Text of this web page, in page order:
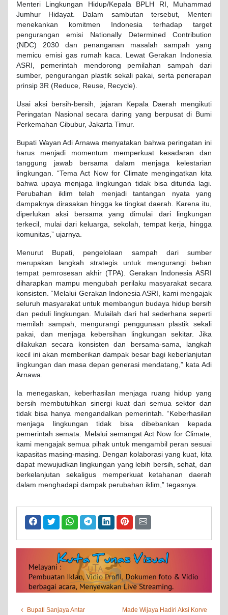
Menteri Lingkungan Hidup/Kepala BPLH RI, Muhammad
Jumhur Hidayat. Dalam sambutan tersebut, Menteri
menekankan komitmen Indonesia terhadap target
pengurangan emisi Nationally Determined Contribution
(NDC) 2030 dan penanganan masalah sampah yang
memicu emisi gas rumah kaca. Lewat Gerakan Indonesia
ASRI, pemerintah mendorong pemilahan sampah dari
sumber, pengurangan plastik sekali pakai, serta penerapan
prinsip 3R (Reduce, Reuse, Recycle).
Usai aksi bersih-bersih, jajaran Kepala Daerah mengikuti
Peringatan Nasional secara daring yang berpusat di Bumi
Perkemahan Cibubur, Jakarta Timur.
Bupati Wayan Adi Arnawa menyatakan bahwa peringatan ini
harus menjadi momentum memperkuat kesadaran dan
tanggung jawab bersama dalam menjaga kelestarian
lingkungan. “Tema Act Now for Climate mengingatkan kita
bahwa upaya menjaga lingkungan tidak bisa ditunda lagi.
Perubahan iklim telah menjadi tantangan nyata yang
dampaknya dirasakan hingga ke tingkat daerah. Karena itu,
diperlukan aksi bersama yang dimulai dari lingkungan
terkecil, mulai dari keluarga, sekolah, tempat kerja, hingga
komunitas,” ujarnya.
Menurut Bupati, pengelolaan sampah dari sumber
merupakan langkah strategis untuk mengurangi beban
tempat pemrosesan akhir (TPA). Gerakan Indonesia ASRI
diharapkan mampu mengubah perilaku masyarakat secara
konsisten. “Melalui Gerakan Indonesia ASRI, kami mengajak
seluruh masyarakat untuk membangun budaya hidup bersih
dan peduli lingkungan. Mulailah dari hal sederhana seperti
memilah sampah, mengurangi penggunaan plastik sekali
pakai, dan menjaga kebersihan lingkungan sekitar. Jika
dilakukan secara konsisten dan bersama-sama, langkah
kecil ini akan memberikan dampak besar bagi keberlanjutan
lingkungan dan masa depan generasi mendatang,” kata Adi
Arnawa.
Ia menegaskan, keberhasilan menjaga ruang hidup yang
bersih membutuhkan sinergi kuat dari semua sektor dan
tidak bisa hanya mengandalkan pemerintah. “Keberhasilan
menjaga lingkungan tidak bisa dibebankan kepada
pemerintah semata. Melalui semangat Act Now for Climate,
kami mengajak semua pihak untuk mengambil peran sesuai
kapasitas masing-masing. Dengan kolaborasi yang kuat, kita
dapat mewujudkan lingkungan yang lebih bersih, sehat, dan
berkelanjutan sekaligus memperkuat ketahanan daerah
dalam menghadapi dampak perubahan iklim,” tegasnya.
Bupati Sanjaya Antar Made Wijaya Hadiri Aksi Korve